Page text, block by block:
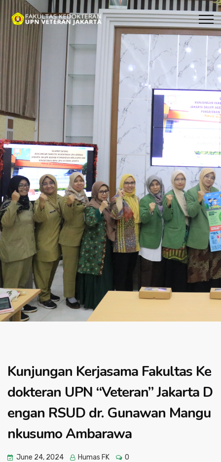
Kunjungan Kerjasama Fakultas Ke
dokteran UPN “Veteran” Jakarta D
engan RSUD dr. Gunawan Mangu
nkusumo Ambarawa
June 24, 2024 Humas FK 0